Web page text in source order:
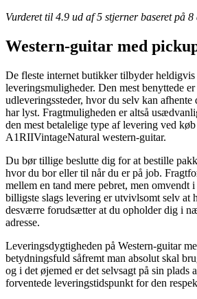
Vurderet til 4.9 ud af 5 stjerner baseret på 8
Western-guitar med
De fleste internet butikker tilbyder
leveringsmuligheder. Den mest benyttede
udleveringssteder, hvor du selv kan afhente
har lyst. Fragtmuligheden er altså
den mest betalelige type af levering ved køb
A1RIIVintageNatural western-guitar.
Du bør tillige beslutte dig for at bestille
hvor du bor eller til når du er på job.
mellem en tand mere pebret, men omvendt
billigste slags levering er utvivlsomt selv at
desværre forudsætter at du opholder dig i
adresse.
Leveringsdygtigheden på Western-guitar
betydningsfuld såfremt man absolut skal
og i det øjemed er det selvsagt på sin plads
forventede leveringstidspunkt for den